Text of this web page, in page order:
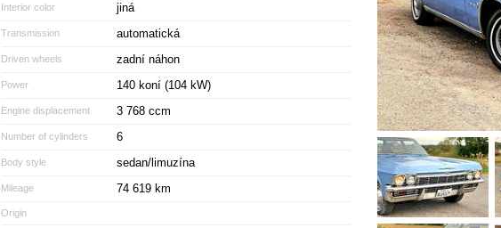
Interior color jiná
Transmission automatická
Driven wheels zadní náhon
Power 140 koní (104 kW)
Engine displacement 3 768 ccm
Number of cylinders 6
Body style sedan/limuzína
Mileage 74 619 km
Origin